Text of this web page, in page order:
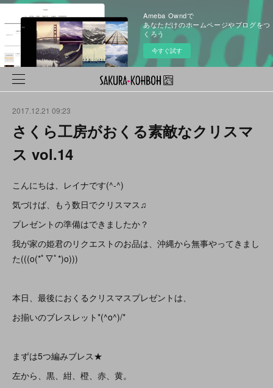
Ameba Owndで
あなただけのホームページやブログをつ
くろう
今すぐ試す
2017.12.21 09:23
さくら工房がおくる素敵なクリスマ
ス vol.14
こんにちは、レイナです(^-^)
気づけば、もう数日でクリスマス♫
プレゼントの準備はできましたか？
我が家の姫君のリクエストのお品は、沖縄から無事やってきまし
た(((o(*ﾟ▽ﾟ*)o)))
本日、最後におくるクリスマスプレゼントは、
お揃いのブレスレット*(^o^)/*
まずは5つ編みブレス★
左から、黒、紺、橙、赤、黄。